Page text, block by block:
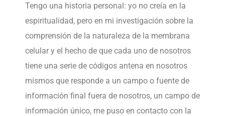
Tengo una historia personal: yo no creía en la
espiritualidad, pero en mi investigación sobre la
comprensión de la naturaleza de la membrana
celular y el hecho de que cada uno de nosotros
tiene una serie de códigos antena en nosotros
mismos que responde a un campo o fuente de
información final fuera de nosotros, un campo de
información único, me puso en contacto con la